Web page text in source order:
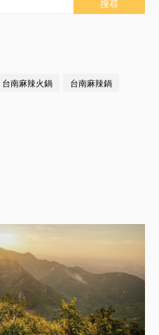
台南麻辣火鍋 台南麻辣鍋